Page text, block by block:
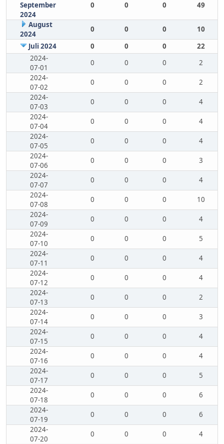
September
2024
0 0 0 49
August
2024
0 0 0
10
Juli 2024
0 0 0
22
2024-
07-01
0 0 0
2
2024-
07-02
0 0 0
2
2024-
07-03
0 0 0
4
2024-
07-04
0 0 0
4
2024-
07-05
0 0 0
4
2024-
07-06
0 0 0
3
2024-
07-07
0 0 0
4
2024-
07-08
0 0 0
10
2024-
07-09
0 0 0
4
2024-
07-10
0 0 0
5
2024-
07-11
0 0 0
4
2024-
07-12
0 0 0
4
2024-
07-13
0 0 0
2
2024-
07-14
0 0 0
3
2024-
07-15
0 0 0
4
2024-
07-16
0 0 0
4
2024-
07-17
0 0 0
5
2024-
07-18
0 0 0
6
2024-
07-19
0 0 0
6
2024-
07-20
0 0 0
4